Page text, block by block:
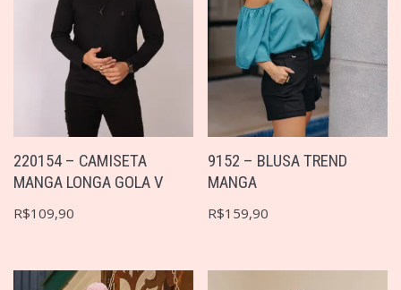
220154 – CAMISETA
MANGA LONGA GOLA V
R$109,90
9152 – BLUSA TREND
MANGA
R$159,90